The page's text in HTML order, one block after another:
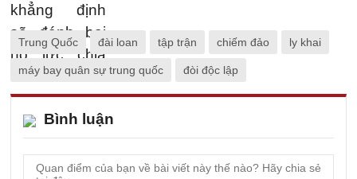
Trung Quốc đài loan tập trận chiếm đảo ly khai
máy bay quân sự trung quốc đòi độc lập
Bình luận